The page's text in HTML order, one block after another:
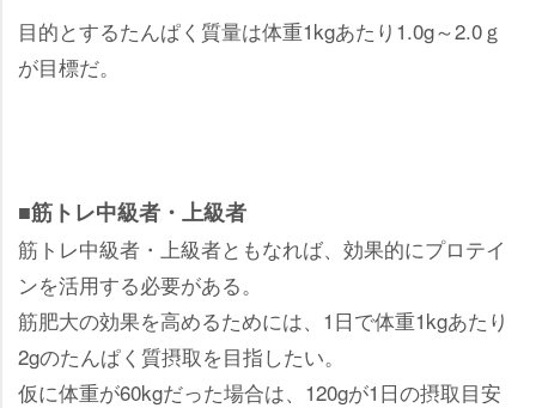
目的とするたんぱく質量は体重1kgあたり1.0g～2.0ｇ
が目標だ。
■筋トレ中級者・上級者
筋トレ中級者・上級者ともなれば、効果的にプロテイ
ンを活用する必要がある。
筋肥大の効果を高めるためには、1日で体重1kgあたり
2gのたんぱく質摂取を目指したい。
仮に体重が60kgだった場合は、120gが1日の摂取目安